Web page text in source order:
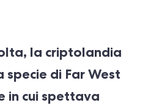
la criptolandia
specie di Far West
in cui spettava